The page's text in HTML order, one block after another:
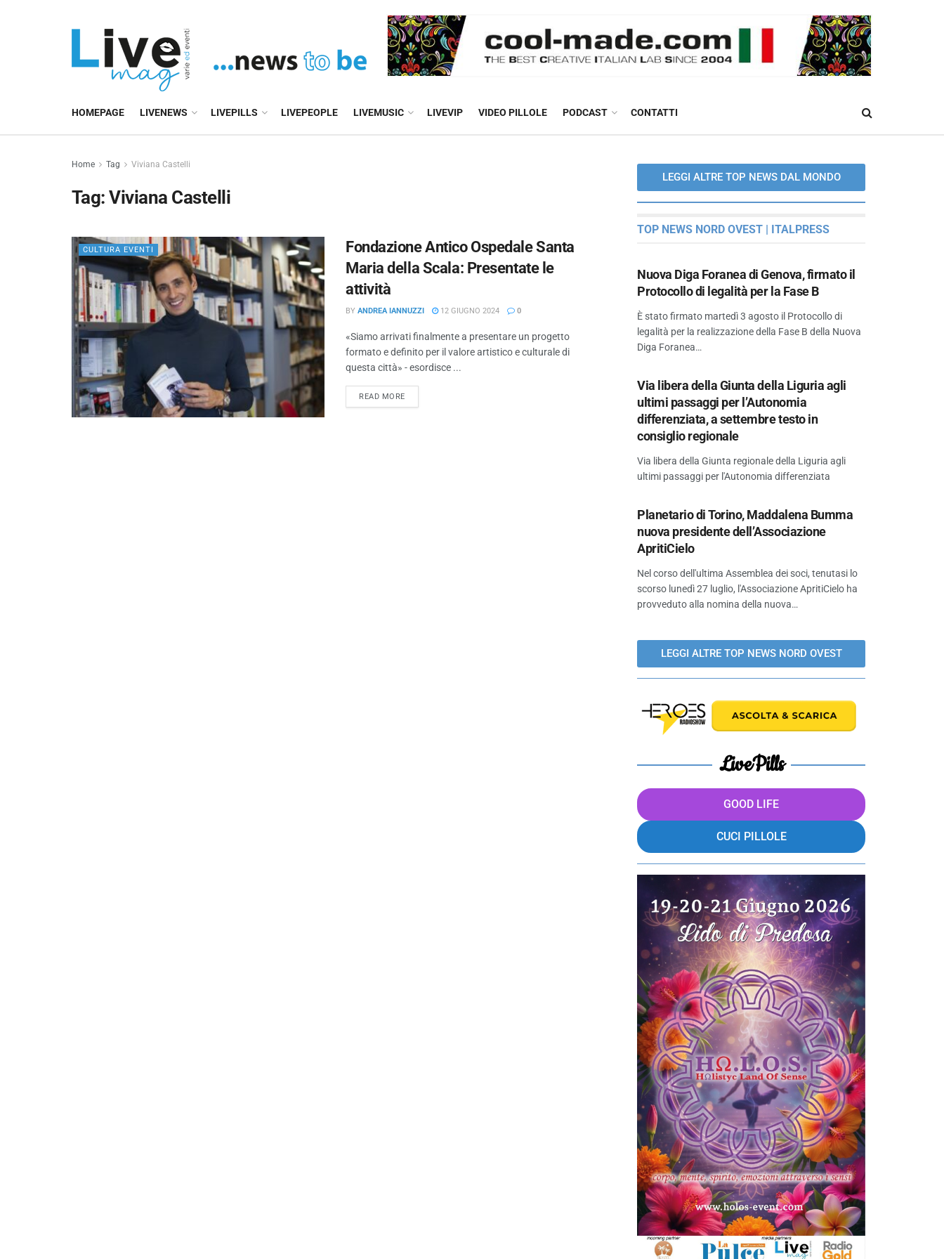
HOMEPAGE LIVENEWS LIVEPILLS LIVEPEOPLE LIVEMUSIC LIVEVIP VIDEO PILLOLE PODCAST CONTATTI
Home Tag Viviana Castelli
Tag:Viviana Castelli
CULTURA EVENTI
Fondazione Antico Ospedale Santa
Maria della Scala: Presentate le
attività
BY ANDREA IANNUZZI 12 GIUGNO 2024 0
«Siamo arrivati finalmente a presentare un progetto
formato e definito per il valore artistico e culturale di
questa città» - esordisce ...
READ MORE
LEGGI ALTRE TOP NEWS DAL MONDO
TOP NEWS NORD OVEST | ITALPRESS
Nuova Diga Foranea di Genova, firmato il
Protocollo di legalità per la Fase B
È stato firmato martedì 3 agosto il Protocollo di
legalità per la realizzazione della Fase B della Nuova
Diga Foranea…
Via libera della Giunta della Liguria agli
ultimi passaggi per l’Autonomia
differenziata, a settembre testo in
consiglio regionale
Via libera della Giunta regionale della Liguria agli
ultimi passaggi per l'Autonomia differenziata
Planetario di Torino, Maddalena Bumma
nuova presidente dell’Associazione
ApritiCielo
Nel corso dell'ultima Assemblea dei soci, tenutasi lo
scorso lunedì 27 luglio, l'Associazione ApritiCielo ha
provveduto alla nomina della nuova…
LEGGI ALTRE TOP NEWS NORD OVEST
LivePills
GOOD LIFE
CUCI PILLOLE